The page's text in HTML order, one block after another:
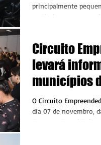
principalmente
partir de agora a
Circuito
levará
municípios
Juruena
O Circuito
dia 07 de novembro,
O evento levará